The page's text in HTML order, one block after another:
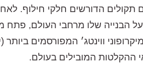
תקולים הדורשים חלקי חילוף.
ווינטג׳ המפורסמים ביותר
ההקלטות המובילים בעולם.